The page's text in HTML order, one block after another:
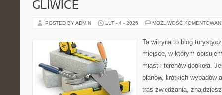
GLIWICE
POSTED BY ADMIN LUT - 4 - 2026 MOŻLIWOŚĆ
Ta witryna to blog
miejsce, w którym
miast i terenów dookoła.
planów, krótkich wypadów
tras zwiedzania,